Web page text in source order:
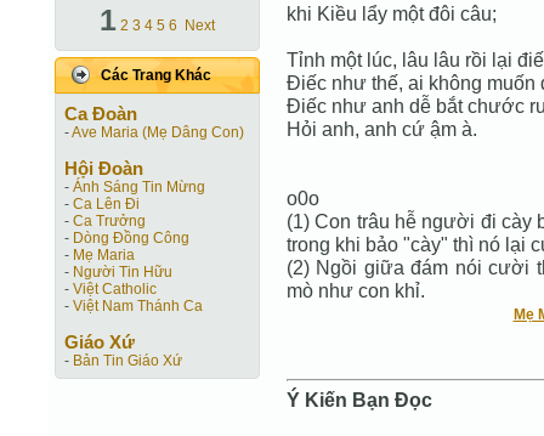
1 2 3 4 5 6 Next
Các Trang Khác
Ca Ðoàn
-Ave Maria (Mẹ Dâng Con)
Hội Ðoàn
- Ánh Sáng Tin Mừng
- Ca Lên Đi
- Ca Trưởng
- Dòng Đồng Công
- Mẹ Maria
- Người Tin Hữu
- Việt Catholic
- Việt Nam Thánh Ca
Giáo Xứ
- Bản Tin Giáo Xứ
khi Kiều lẩy một đôi câu;
Tỉnh một lúc, lâu lâu rồi lại
Điếc như thế, ai không muốn
Điếc như anh dễ bắt chước
Hỏi anh, anh cứ ậm à.
o0o
(1) Con trâu hễ người đi cày
trong khi bảo "cày" thì nó lại
(2) Ngồi giữa đám nói cười
mò như con khỉ.
Mẹ
Ý Kiến Bạn Ðọc